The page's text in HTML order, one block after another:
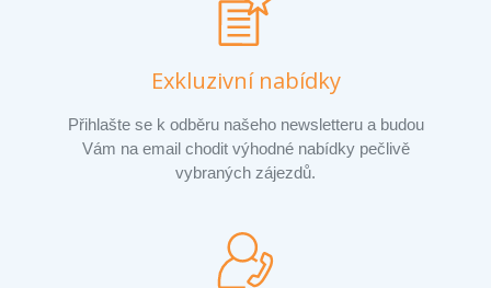
Exkluzivní nabídky
Přihlašte se k odběru našeho newsletteru a budou
Vám na email chodit výhodné nabídky pečlivě
vybraných zájezdů.